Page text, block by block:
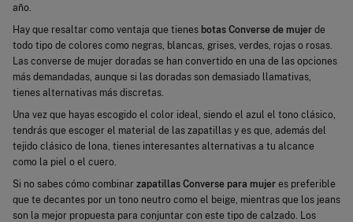
año.
Hay que resaltar como ventaja que tienes botas Converse de mujer de
todo tipo de colores como negras, blancas, grises, verdes, rojas o rosas.
Las converse de mujer doradas se han convertido en una de las opciones
más demandadas, aunque si las doradas son demasiado llamativas,
tienes alternativas más discretas.
Una vez que hayas escogido el color ideal, siendo el azul el tono clásico,
tendrás que escoger el material de las zapatillas y es que, además del
tejido clásico de lona, tienes interesantes alternativas a tu alcance
como la piel o el cuero.
Si no sabes cómo combinar zapatillas Converse para mujer es preferible
que te decantes por un tono neutro como el beige, mientras que los jeans
son la mejor propuesta para conjuntar con este tipo de calzado. Los